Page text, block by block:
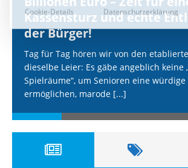
Kassensturz und echte
der Bürger!
Tag für Tag hören wir von den
dieselbe Leier: Es gäbe angeblich keine
Spielräume“, um Senioren eine
ermöglichen, marode [...]